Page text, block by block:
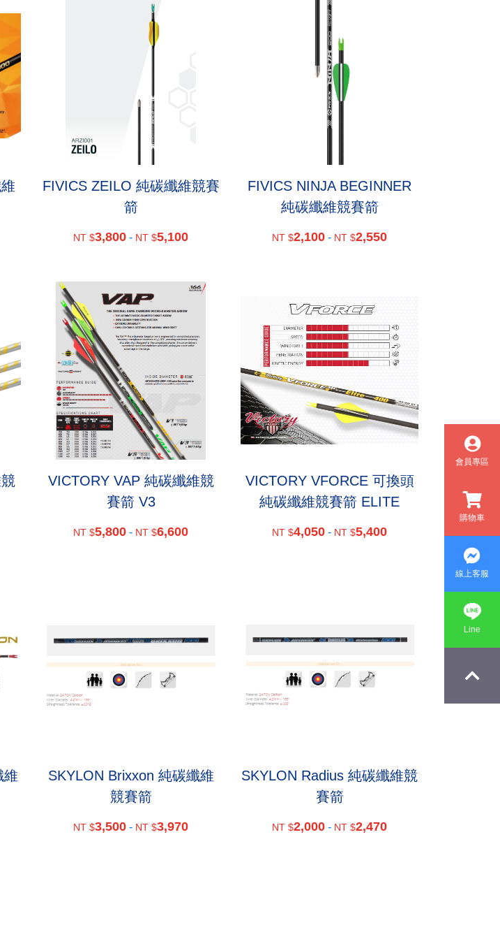
FIVICS ZEILO 純碳纖維競賽
箭
NT $3,800 - NT $5,100
FIVICS NINJA BEGINNER
純碳纖維競賽箭
NT $2,100 - NT $2,550
VICTORY VAP 純碳纖維競
賽箭 V3
NT $5,800 - NT $6,600
VICTORY VFORCE 可換頭
純碳纖維競賽箭 ELITE
NT $4,050 - NT $5,400
維
SKYLON Brixxon 純碳纖維
競賽箭
NT $3,500 - NT $3,970
SKYLON Radius 純碳纖維競
賽箭
NT $2,000 - NT $2,470
會員專區
購物車
線上客服
Line